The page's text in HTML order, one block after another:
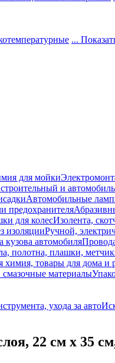
...
для мойки
и
Автомобильные
предохранителя
для колесИзолента,
изоляцииРучной,
кузова автомобиля
полотна, плашки,
химия, товары для дома и
материалы
ухода за авто
22 см х 35